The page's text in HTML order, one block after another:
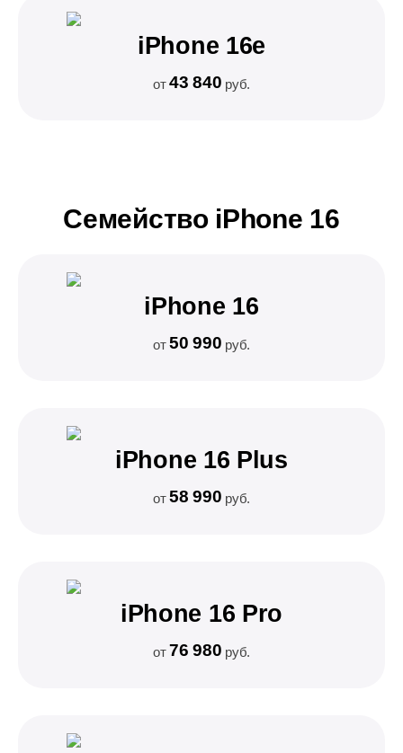
iPhone 16e
от43 840 руб.
Семейство iPhone 16
iPhone 16
от50 990 руб.
iPhone 16 Plus
от58 990 руб.
iPhone 16 Pro
от76 980 руб.